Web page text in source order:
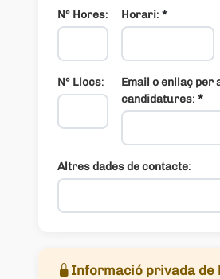
Nº Hores: Horari: *
Nº Llocs:
Email o enllaç per
candidatures: *
Altres dades de contacte:
Informació privada de